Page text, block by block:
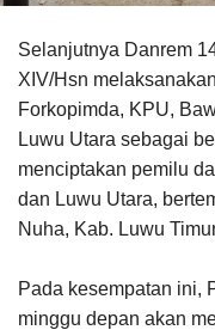
Selanjutnya Danrem
XIV/Hsn
Forkopimda, KPU,
Luwu Utara sebagai
menciptakan pemilu
dan Luwu Utara,
Nuha, Kab. Luwu
Pada kesempatan ini,
minggu depan akan